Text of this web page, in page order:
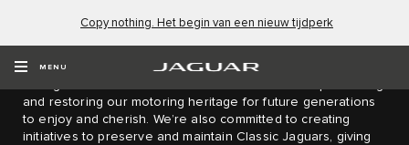
Copy nothing. Het begin van een nieuw tijdperk
MENU
JAGUAR CLASSIC
and restoring our motoring heritage for future generations
to enjoy and cherish. We’re also committed to creating
initiatives to preserve and maintain Classic Jaguars, giving